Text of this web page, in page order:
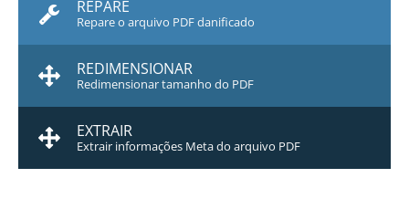
REPARE
Repare o arquivo PDF danificado
REDIMENSIONAR
Redimensionar tamanho do PDF
EXTRAIR
Extrair informações Meta do arquivo PDF